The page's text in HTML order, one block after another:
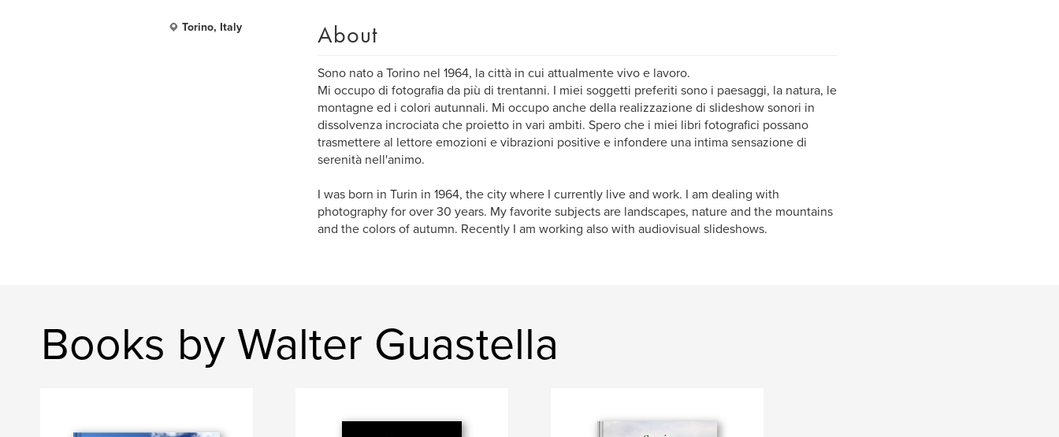
Torino, Italy About
Sono nato a Torino nel 1964, la città in cui attualmente vivo e lavoro.
Mi occupo di fotografia da più di trentanni. I miei soggetti preferiti sono i paesaggi, la natura, le
montagne ed i colori autunnali. Mi occupo anche della realizzazione di slideshow sonori in
dissolvenza incrociata che proietto in vari ambiti. Spero che i miei libri fotografici possano
trasmettere al lettore emozioni e vibrazioni positive e infondere una intima sensazione di
serenità nell'animo.
I was born in Turin in 1964, the city where I currently live and work. I am dealing with
photography for over 30 years. My favorite subjects are landscapes, nature and the mountains
and the colors of autumn. Recently I am working also with audiovisual slideshows.
Books by Walter Guastella